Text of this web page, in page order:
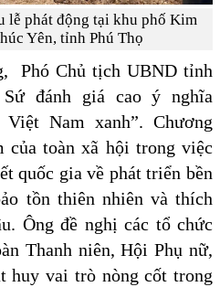
lễ phát động tại khu phố Kim
Yên, tỉnh Phú Thọ
Phó Chủ tịch UBND tỉnh
đánh giá cao ý nghĩa
Nam xanh”. Chương
của toàn xã hội trong việc
quốc gia về phát triển bền
tồn thiên nhiên và thích
Ông đề nghị các tổ chức
Thanh niên, Hội Phụ nữ,
huy vai trò nòng cốt trong